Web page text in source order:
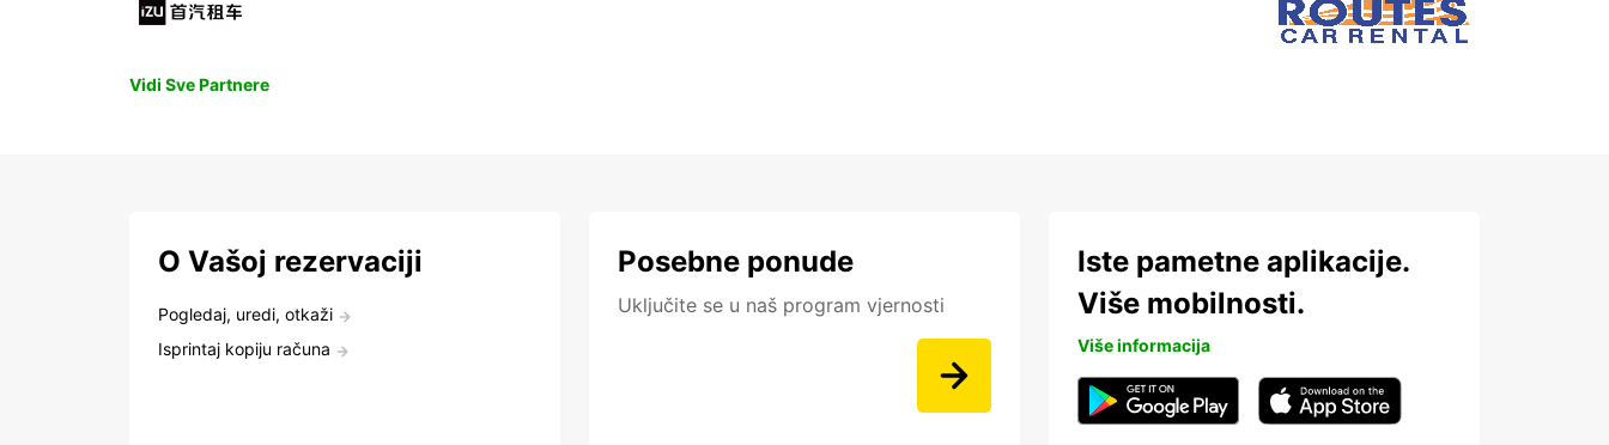
Vidi Sve Partnere
O Vašoj rezervaciji
Pogledaj, uredi, otkaži
Isprintaj kopiju računa
Posebne ponude
Uključite se u naš program vjernosti
Iste pametne aplikacije.
Više mobilnosti.
Više informacija